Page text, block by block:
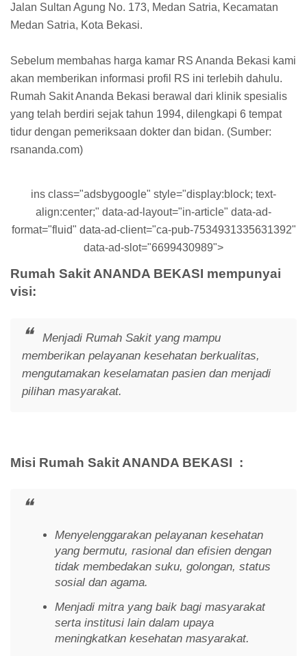
Jalan Sultan Agung No. 173, Medan Satria, Kecamatan
Medan Satria, Kota Bekasi.
Sebelum membahas harga kamar RS Ananda Bekasi kami
akan memberikan informasi profil RS ini terlebih dahulu.
Rumah Sakit Ananda Bekasi berawal dari klinik spesialis
yang telah berdiri sejak tahun 1994, dilengkapi 6 tempat
tidur dengan pemeriksaan dokter dan bidan. (Sumber:
rsananda.com)
ins class="adsbygoogle" style="display:block; text-
align:center;" data-ad-layout="in-article" data-ad-
format="fluid" data-ad-client="ca-pub-7534931335631392"
data-ad-slot="6699430989">
Rumah Sakit ANANDA BEKASI mempunyai
visi:
Menjadi Rumah Sakit yang mampu
memberikan pelayanan kesehatan berkualitas,
mengutamakan keselamatan pasien dan menjadi
pilihan masyarakat.
Misi Rumah Sakit ANANDA BEKASI :
Menyelenggarakan pelayanan kesehatan
yang bermutu, rasional dan efisien dengan
tidak membedakan suku, golongan, status
sosial dan agama.
Menjadi mitra yang baik bagi masyarakat
serta institusi lain dalam upaya
meningkatkan kesehatan masyarakat.